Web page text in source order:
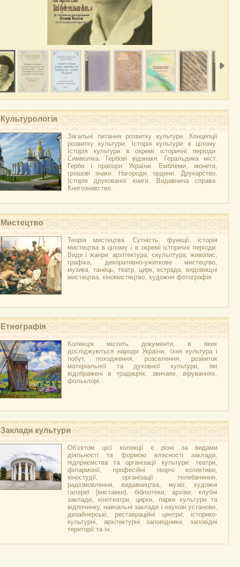
Культурологія
Загальні питання розвитку культури. Концепції
розвитку культури. Історія культури в цілому.
Історія культури в окремі історичні періоди.
Символіка. Гербові відзнаки. Геральдика міст.
Герби і прапори України. Емблеми, монети,
грошові знаки. Нагороди, ордени. Друкарство.
Історія друкованої книги. Видавнича справа.
Книгознавство.
Мистецтво
Теорія мистецтва. Сутність, функції, історія
мистецтва в цілому і в окремі історичні періоди.
Види і жанри: архітектура, скульптура, живопис,
графіка, декоративно-ужиткове мистецтво,
музика, танець, театр, цирк, естрада, видовищні
мистецтва, кіномистецтво, художня фотографія
Етнографія
Колекція містить документи, в яких
досліджуються народи України, їхня культура і
побут, походження, розселення, розвиток
матеріальної та духовної культури, які
відображені в традиціях, звичаях, віруваннях,
фольклорі.
Заклади культури
Об’єктом цієї колекції є різні за видами
діяльності та формою власності заклади,
підприємства та організації культури: театри,
філармонії, професійні творчі колективи,
кіностудії, організації телебачення,
радіомовлення, видавництва, музеї, художні
галереї (виставки), бібліотеки, архіви, клубні
заклади, кінотеатри, цирки, парки культури та
відпочинку, навчальні заклади і наукові установи,
дизайнерські, реставраційні центри, історико-
культурні, архітектурні заповідники, заповідні
території та ін.